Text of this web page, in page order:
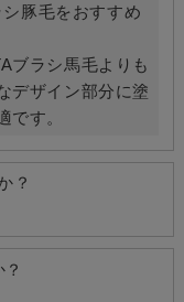
豚毛をおすすめ
ブラシ馬毛よりも
デザイン部分に塗
です。
？